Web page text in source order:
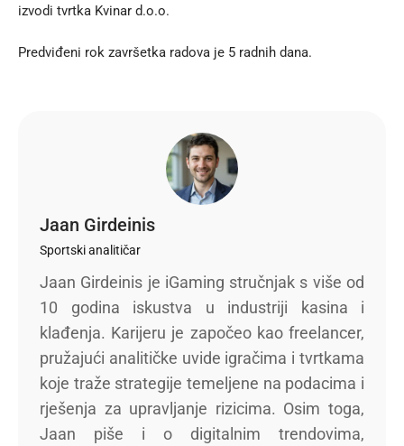
izvodi tvrtka Kvinar d.o.o.
Predviđeni rok završetka radova je 5 radnih dana.
Jaan Girdeinis
Sportski analitičar
Jaan Girdeinis je iGaming stručnjak s više od
10 godina iskustva u industriji kasina i
klađenja. Karijeru je započeo kao freelancer,
pružajući analitičke uvide igračima i tvrtkama
koje traže strategije temeljene na podacima i
rješenja za upravljanje rizicima. Osim toga,
Jaan piše i o digitalnim trendovima,